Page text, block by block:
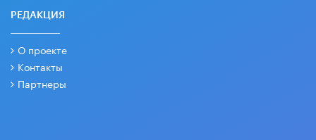
РЕДАКЦИЯ
О проекте
Контакты
Партнеры